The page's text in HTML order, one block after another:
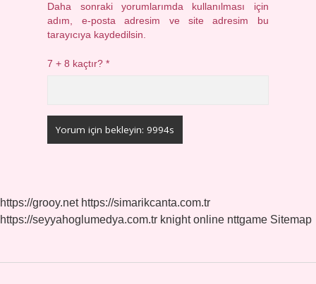
Daha sonraki yorumlarımda kullanılması için
adım, e-posta adresim ve site adresim bu
tarayıcıya kaydedilsin.
7 + 8 kaçtır?*
https://grooy.net https://simarikcanta.com.tr
https://seyyahoglumedya.com.tr knight online nttgame Sitemap